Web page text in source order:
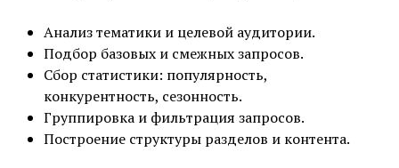
Анализ тематики и целевой аудитории.
Подбор базовых и смежных запросов.
Сбор статистики: популярность,
конкурентность, сезонность.
Группировка и фильтрация запросов.
Построение структуры разделов и контента.